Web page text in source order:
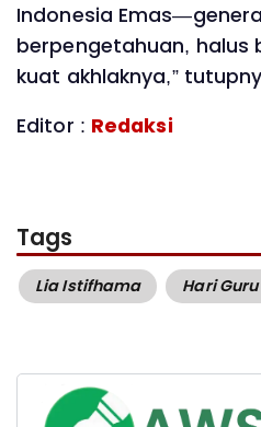
Indonesia
berpengetahuan, halus
kuat akhlaknya,”
Editor : Redaksi
Tags
Lia Istifhama Hari